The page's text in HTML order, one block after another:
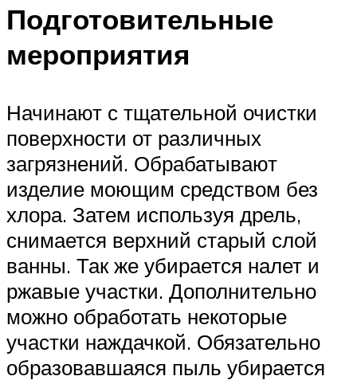
Подготовительные
мероприятия
Начинают с тщательной очистки
поверхности от различных
загрязнений. Обрабатывают
изделие моющим средством без
хлора. Затем используя дрель,
снимается верхний старый слой
ванны. Так же убирается налет и
ржавые участки. Дополнительно
можно обработать некоторые
участки наждачкой. Обязательно
образовавшаяся пыль убирается